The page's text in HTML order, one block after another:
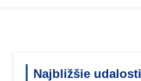
Najbližšie udalosti